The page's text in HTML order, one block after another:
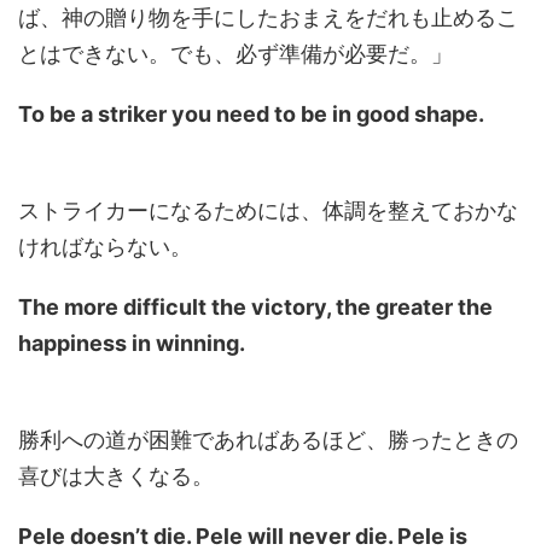
ば、神の贈り物を手にしたおまえをだれも止めるこ
とはできない。でも、必ず準備が必要だ。」
To be a striker you need to be in good shape.
ストライカーになるためには、体調を整えておかな
ければならない。
The more difficult the victory, the greater the
happiness in winning.
勝利への道が困難であればあるほど、勝ったときの
喜びは大きくなる。
Pele doesn’t die. Pele will never die. Pele is